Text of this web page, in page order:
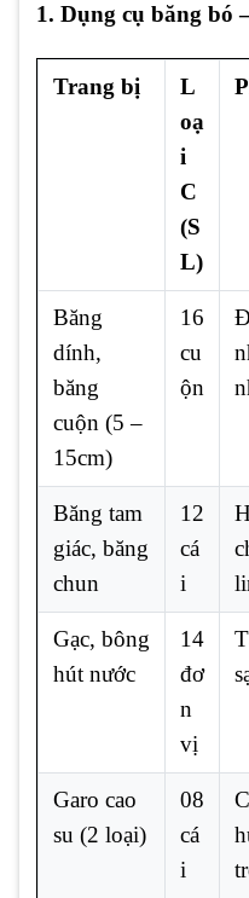
1. Dụng cụ băng bó
Trang bị
L
oạ
i
C
(S
L)
Băng
dính,
băng
cuộn (5 –
15cm)
16
cu
ộn
Băng tam
giác, băng
chun
12
cá
i
Gạc, bông
hút nước
14
đơ
n
vị
Garo cao
su (2 loại)
08
cá
i